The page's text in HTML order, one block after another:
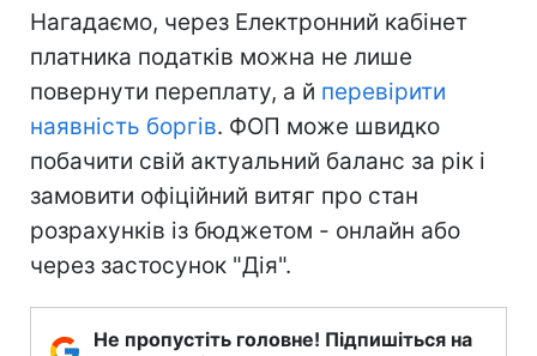
Нагадаємо, через Електронний кабінет
платника податків можна не лише
повернути переплату, а й перевірити
наявність боргів. ФОП може швидко
побачити свій актуальний баланс за рік і
замовити офіційний витяг про стан
розрахунків із бюджетом - онлайн або
через застосунок "Дія".
Не пропустіть головне! Підпишіться на